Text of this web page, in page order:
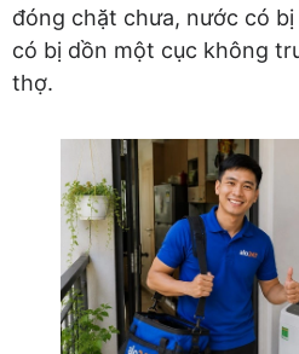
đóng chặt chưa, nước có
có bị dồn một cục không
thợ.